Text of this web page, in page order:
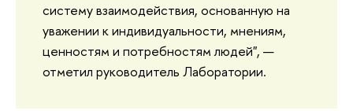
систему взаимодействия, основанную на
уважении к индивидуальности, мнениям,
ценностям и потребностям людей", —
отметил руководитель Лаборатории.